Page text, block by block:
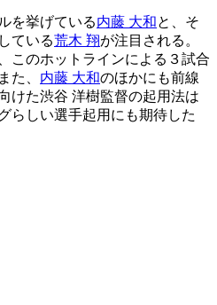
を挙げている内藤 大和と、そ
ている荒木 翔が注目される。
このホットラインによる３試合
た、 内藤 大和のほかにも前線
けた渋谷 洋樹監督の起用法は
らしい選手起用にも期待した